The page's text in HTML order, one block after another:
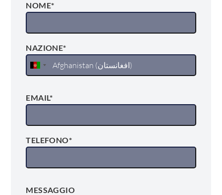
NOME*
NAZIONE*
EMAIL*
TELEFONO*
MESSAGGIO